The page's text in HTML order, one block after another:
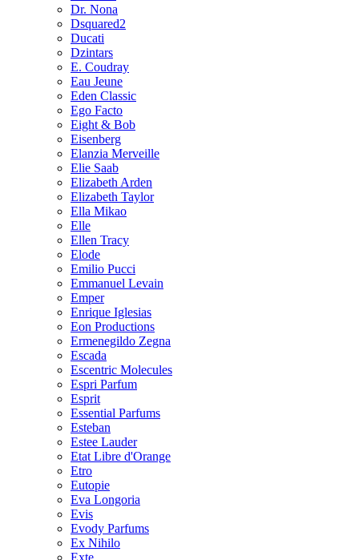
Dr. Nona
Dsquared2
Ducati
Dzintars
E. Coudray
Eau Jeune
Eden Classic
Ego Facto
Eight & Bob
Eisenberg
Elanzia Merveille
Elie Saab
Elizabeth Arden
Elizabeth Taylor
Ella Mikao
Elle
Ellen Tracy
Elode
Emilio Pucci
Emmanuel Levain
Emper
Enrique Iglesias
Eon Productions
Ermenegildo Zegna
Escada
Escentric Molecules
Espri Parfum
Esprit
Essential Parfums
Esteban
Estee Lauder
Etat Libre d'Orange
Etro
Eutopie
Eva Longoria
Evis
Evody Parfums
Ex Nihilo
Exte